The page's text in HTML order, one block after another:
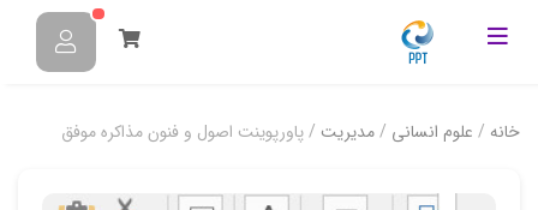
خانه / علوم انسانی /مدیریت / پاورپوینت اصول و فنون مذاکره موفق